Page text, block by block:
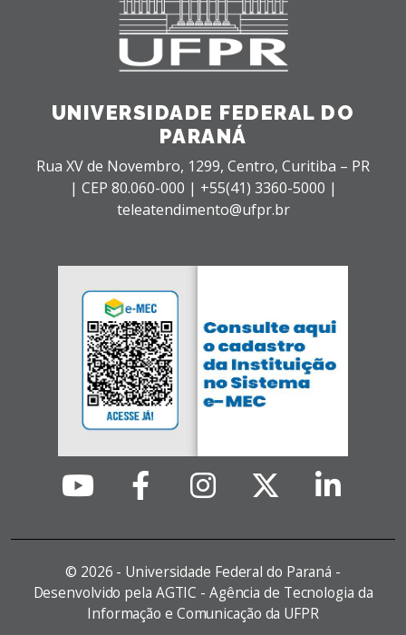
UNIVERSIDADE FEDERAL DO
PARANÁ
Rua XV de Novembro, 1299, Centro, Curitiba – PR
| CEP 80.060-000 | +55(41) 3360-5000 |
teleatendimento@ufpr.br
© 2026 - Universidade Federal do Paraná -
Desenvolvido pela AGTIC - Agência de Tecnologia da
Informação e Comunicação da UFPR